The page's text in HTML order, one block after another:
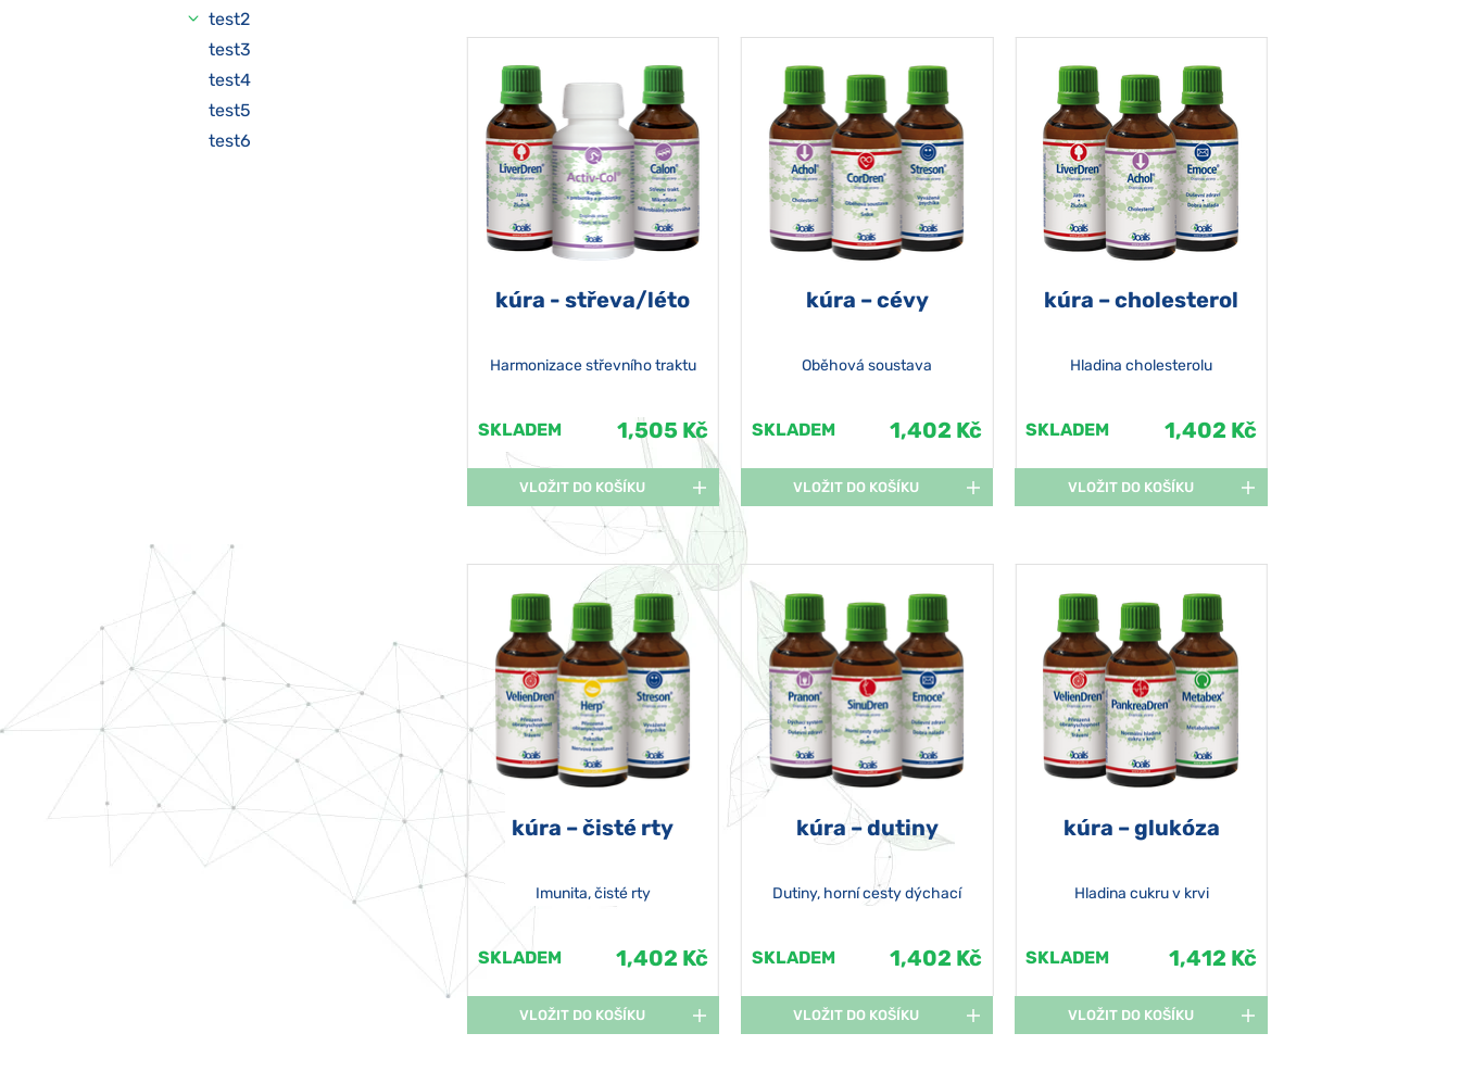
test2
test3
test4
test5
test6
kúra - střeva/léto
Harmonizace střevního traktu
SKLADEM 1,505 Kč
VLOŽIT DO KOŠÍKU
kúra – cévy
Oběhová soustava
SKLADEM 1,402 Kč
VLOŽIT DO KOŠÍKU
kúra – cholesterol
Hladina cholesterolu
SKLADEM 1,402 Kč
VLOŽIT DO KOŠÍKU
kúra – čisté rty
Imunita, čisté rty
SKLADEM 1,402 Kč
VLOŽIT DO KOŠÍKU
kúra – dutiny
Dutiny, horní cesty dýchací
SKLADEM 1,402 Kč
VLOŽIT DO KOŠÍKU
kúra – glukóza
Hladina cukru v krvi
SKLADEM 1,412 Kč
VLOŽIT DO KOŠÍKU